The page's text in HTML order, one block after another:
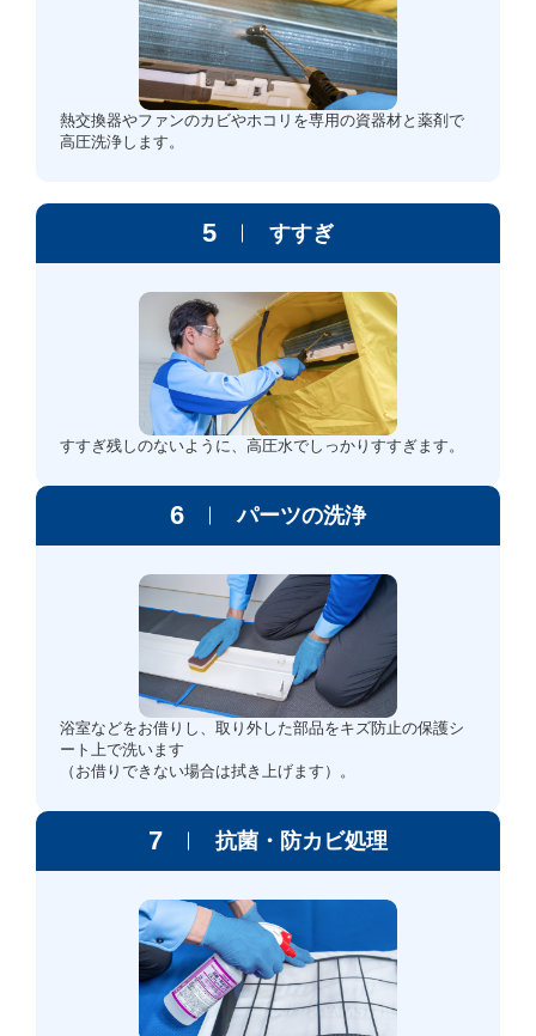
熱交換器やファンのカビやホコリを専用の資器材と薬剤で
高圧洗浄します。
5 すすぎ
すすぎ残しのないように、高圧水でしっかりすすぎます。
6 パーツの洗浄
浴室などをお借りし、取り外した部品をキズ防止の保護シ
ート上で洗います
（お借りできない場合は拭き上げます）。
7 抗菌・防カビ処理